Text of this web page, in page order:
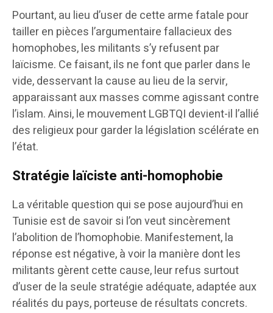
Pourtant, au lieu d’user de cette arme fatale pour
tailler en pièces l’argumentaire fallacieux des
homophobes, les militants s’y refusent par
laïcisme. Ce faisant, ils ne font que parler dans le
vide, desservant la cause au lieu de la servir,
apparaissant aux masses comme agissant contre
l’islam. Ainsi, le mouvement LGBTQI devient-il l’allié
des religieux pour garder la législation scélérate en
l’état.
Stratégie laïciste anti-homophobie
La véritable question qui se pose aujourd’hui en
Tunisie est de savoir si l’on veut sincèrement
l’abolition de l’homophobie. Manifestement, la
réponse est négative, à voir la manière dont les
militants gèrent cette cause, leur refus surtout
d’user de la seule stratégie adéquate, adaptée aux
réalités du pays, porteuse de résultats concrets.